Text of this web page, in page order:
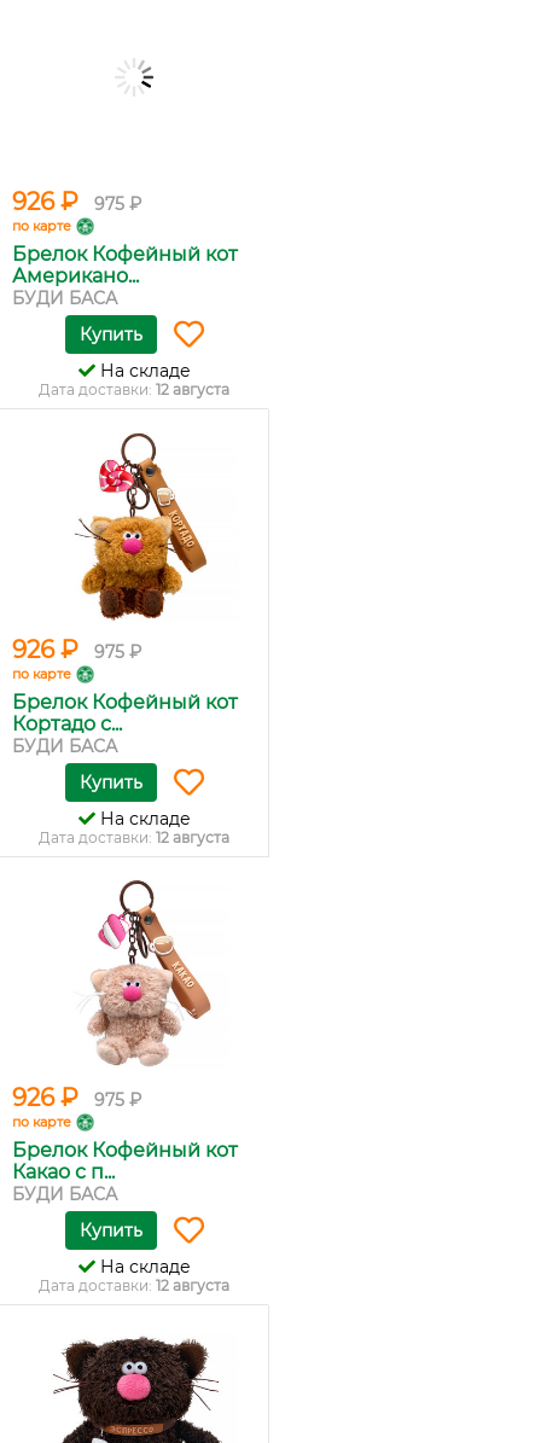
926 ₽ 975 ₽
по карте
Брелок Кофейный кот
Американо...
БУДИ БАСА
Купить
На складе
Дата доставки: 12 августа
926 ₽ 975 ₽
по карте
Брелок Кофейный кот
Кортадо с...
БУДИ БАСА
Купить
На складе
Дата доставки: 12 августа
926 ₽ 975 ₽
по карте
Брелок Кофейный кот
Какао с п...
БУДИ БАСА
Купить
На складе
Дата доставки: 12 августа